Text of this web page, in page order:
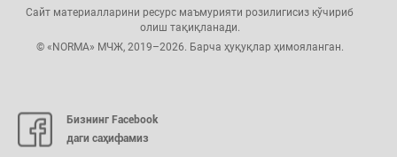
Сайт материалларини ресурс маъмурияти розилигисиз кўчириб
олиш тақиқланади.
© «NORMA» МЧЖ, 2019–2026. Барча ҳуқуқлар ҳимояланган.
Бизнинг Facebook
даги саҳифамиз